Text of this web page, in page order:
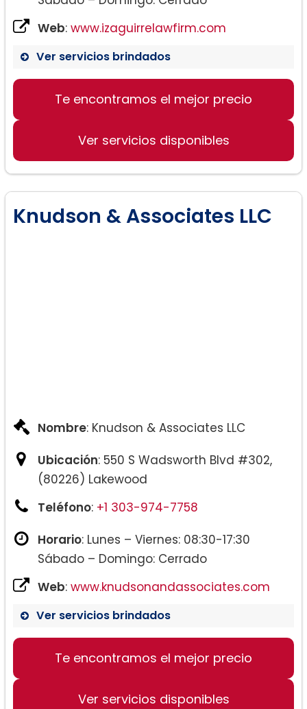
Web: www.izaguirrelawfirm.com
Ver servicios brindados
Te encontramos el mejor precio
Ver servicios disponibles
Knudson & Associates LLC
Nombre: Knudson & Associates LLC
Ubicación: 550 S Wadsworth Blvd #302,
(80226) Lakewood
Teléfono: +1 303-974-7758
Horario: Lunes – Viernes: 08:30-17:30
Sábado – Domingo: Cerrado
Web: www.knudsonandassociates.com
Ver servicios brindados
Te encontramos el mejor precio
Ver servicios disponibles